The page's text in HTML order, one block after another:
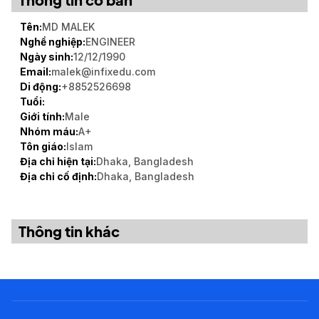
Tải xuống biểu mẫu
Lưu trữ
Tên:MD MALEK
Nghề nghiệp:ENGINEER
Ngày sinh:12/12/1990
Email:malek@infixedu.com
Di động:+8852526698
Tuổi:
Giới tính:Male
Nhóm máu:A+
Tôn giáo:Islam
Địa chỉ hiện tại:Dhaka, Bangladesh
Địa chỉ cố định:Dhaka, Bangladesh
Thông tin khác